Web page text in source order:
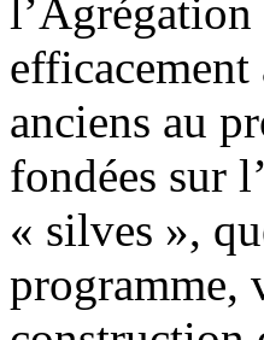
l’Agrégation
efficacement
anciens au
fondées sur
« silves »,
programme,